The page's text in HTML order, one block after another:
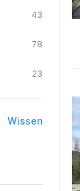
43
78
23
Wissen